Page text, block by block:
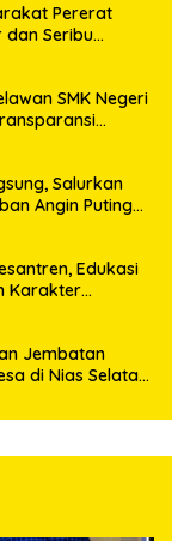
Pererat
dan Seribu
SMK Negeri
Salurkan
Angin Puting
Edukasi
Karakter
Jembatan
di Nias Selatan